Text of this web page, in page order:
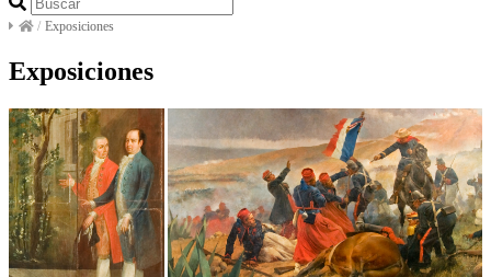
/ Exposiciones
Exposiciones